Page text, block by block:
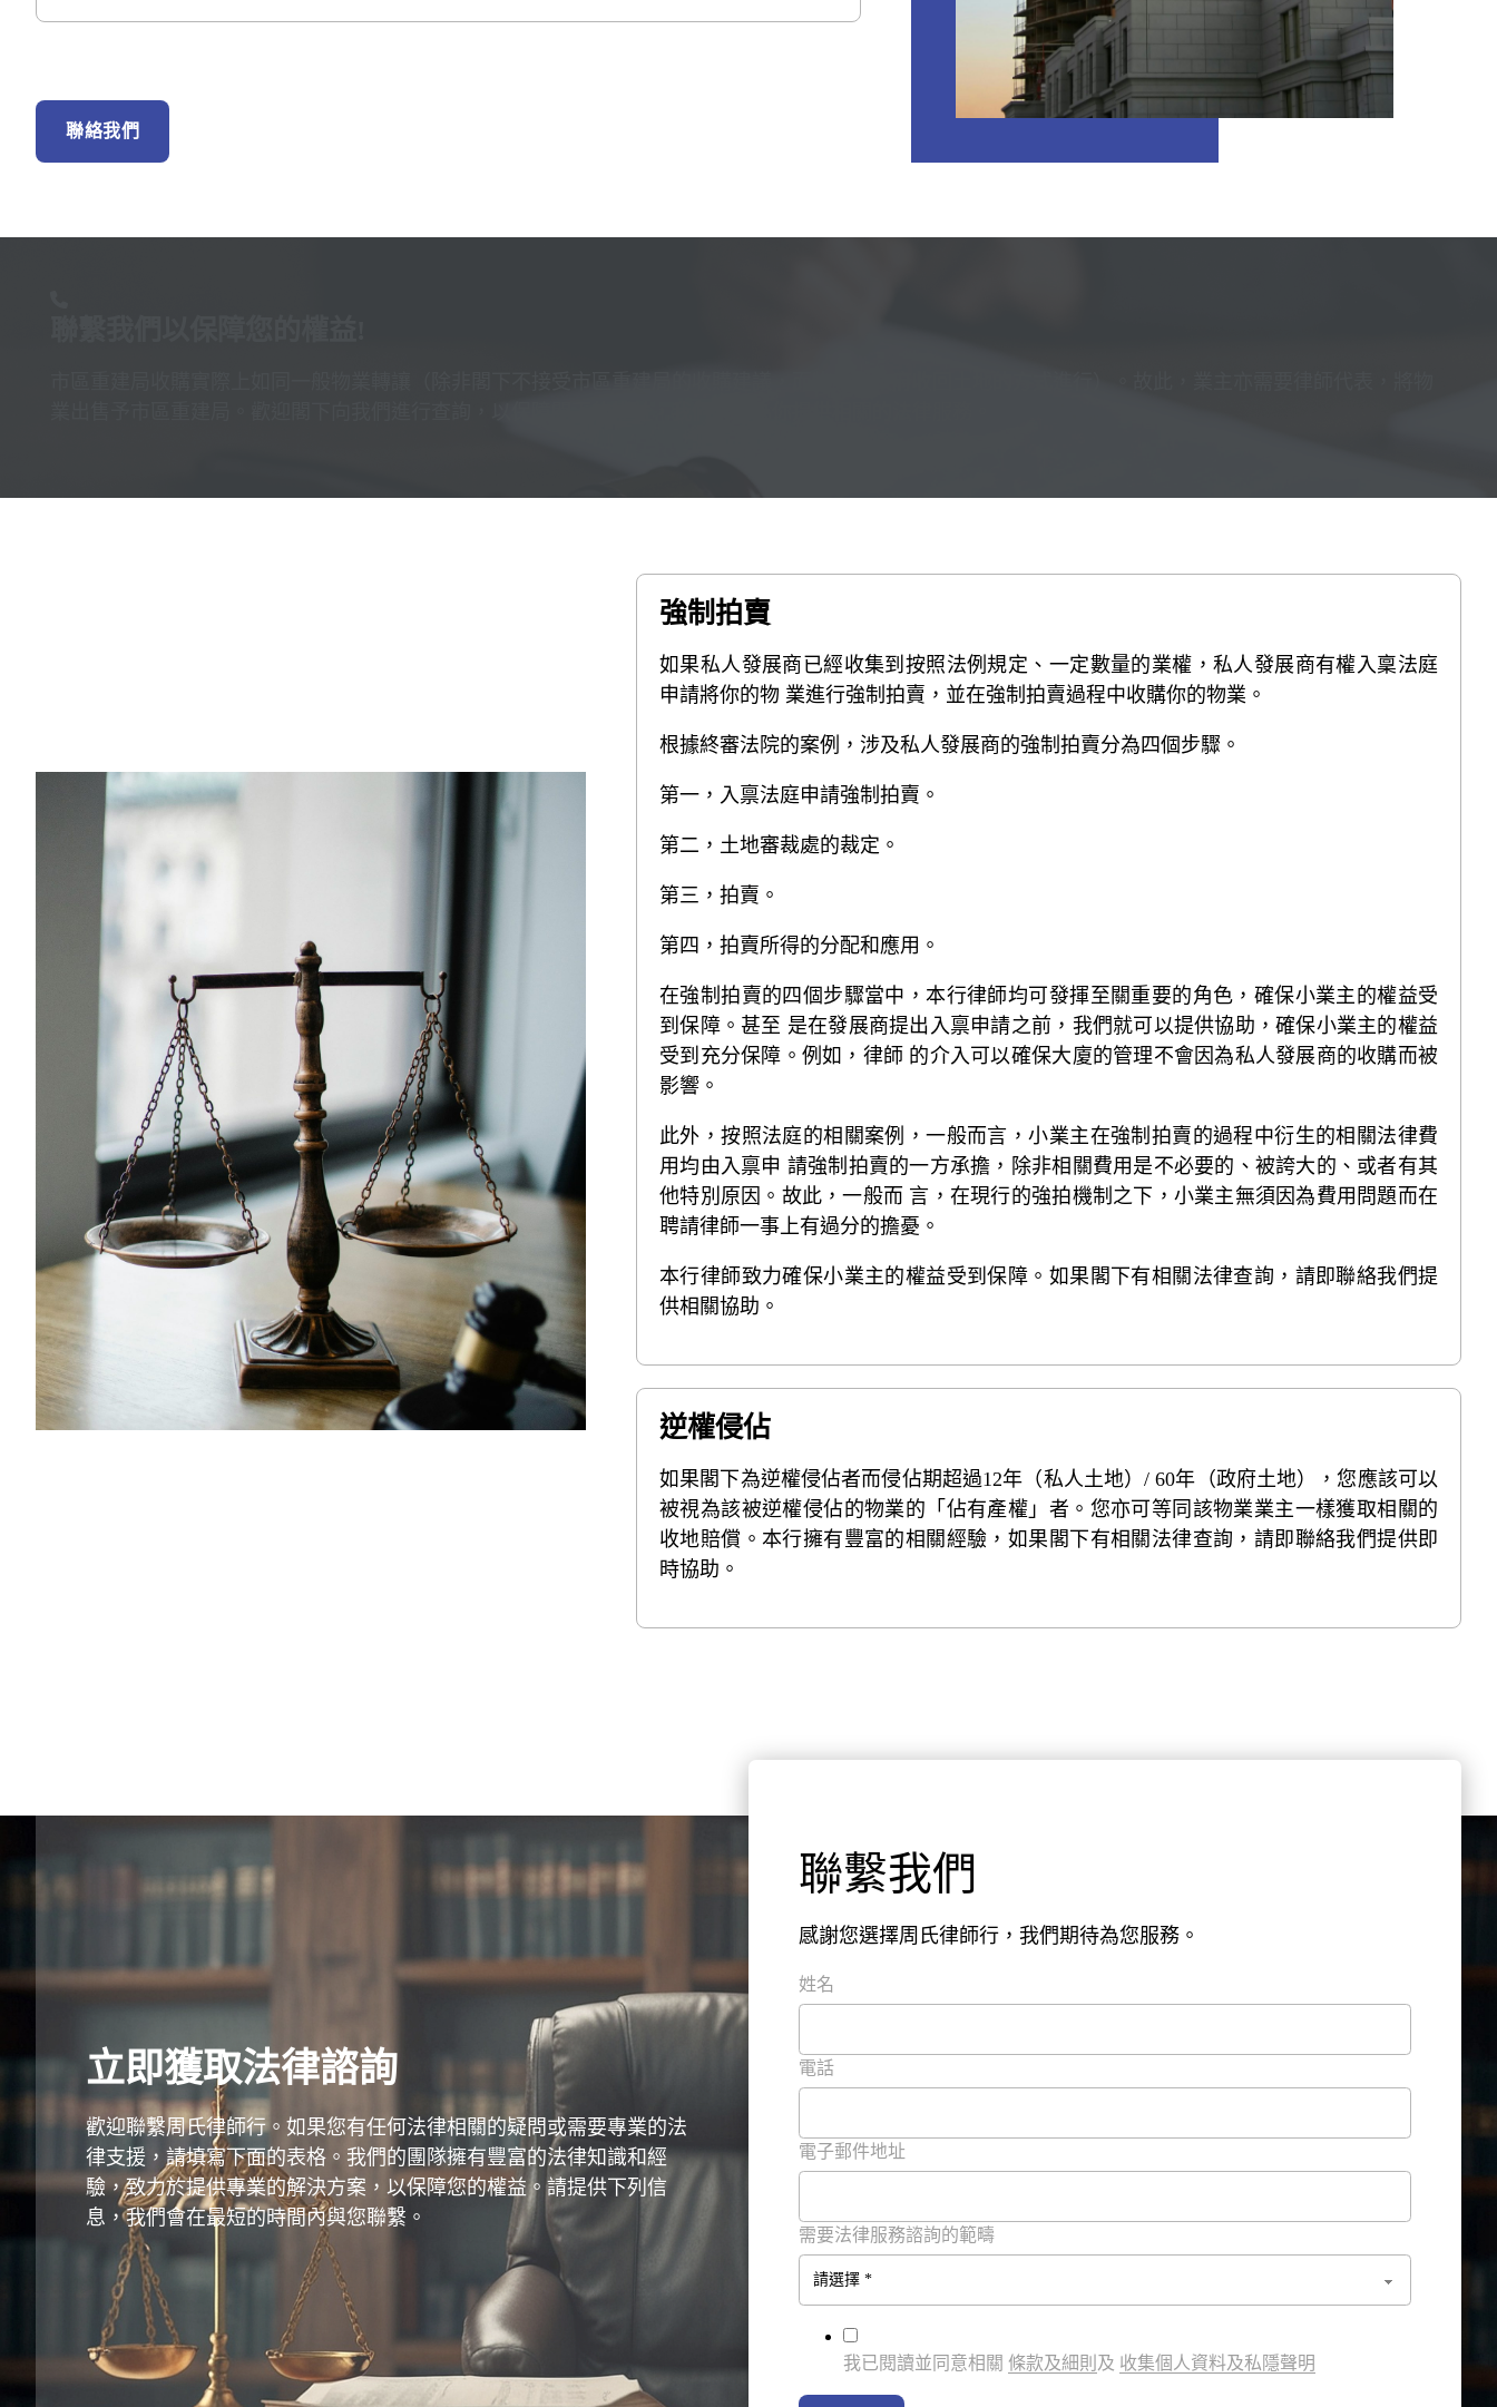
聯絡我們
強制拍賣
如果私人發展商已經收集到按照法例規定、一定數量的業權，私人發展商有權入稟法庭
申請將你的物 業進行強制拍賣，並在強制拍賣過程中收購你的物業。
根據終審法院的案例，涉及私人發展商的強制拍賣分為四個步驟。
第一，入禀法庭申請強制拍賣。
第二，土地審裁處的裁定。
第三，拍賣。
第四，拍賣所得的分配和應用。
在強制拍賣的四個步驟當中，本行律師均可發揮至關重要的角色，確保小業主的權益受
到保障。甚至 是在發展商提出入禀申請之前，我們就可以提供協助，確保小業主的權益
受到充分保障。例如，律師 的介入可以確保大廈的管理不會因為私人發展商的收購而被
影響。
此外，按照法庭的相關案例，一般而言，小業主在強制拍賣的過程中衍生的相關法律費
用均由入禀申 請強制拍賣的一方承擔，除非相關費用是不必要的、被誇大的、或者有其
他特別原因。故此，一般而 言，在現行的強拍機制之下，小業主無須因為費用問題而在
聘請律師一事上有過分的擔憂。
本行律師致力確保小業主的權益受到保障。如果閣下有相關法律查詢，請即聯絡我們提
供相關協助。
逆權侵佔
如果閣下為逆權侵佔者而侵佔期超過12年（私人土地）/ 60年（政府土地），您應該可以
被視為該被逆權侵佔的物業的「佔有產權」者。您亦可等同該物業業主一樣獲取相關的
收地賠償。本行擁有豐富的相關經驗，如果閣下有相關法律查詢，請即聯絡我們提供即
時協助。
立即獲取法律諮詢
歡迎聯繫周氏律師行。如果您有任何法律相關的疑問或需要專業的法
律支援，請填寫下面的表格。我們的團隊擁有豐富的法律知識和經
驗，致力於提供專業的解決方案，以保障您的權益。請提供下列信
息，我們會在最短的時間內與您聯繫。
聯繫我們
感謝您選擇周氏律師行，我們期待為您服務。
姓名
電話
電子郵件地址
需要法律服務諮詢的範疇
我已閱讀並同意相關 條款及細則 及 收集個人資料及私隱聲明